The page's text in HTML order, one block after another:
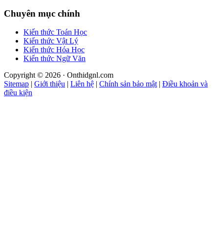
Chuyên mục chính
Kiến thức Toán Học
Kiến thức Vật Lý
Kiến thức Hóa Học
Kiến thức Ngữ Văn
Copyright © 2026 · Onthidgnl.com
Sitemap | Giới thiệu | Liên hệ | Chính sản bảo mật | Điều khoản và
điều kiện